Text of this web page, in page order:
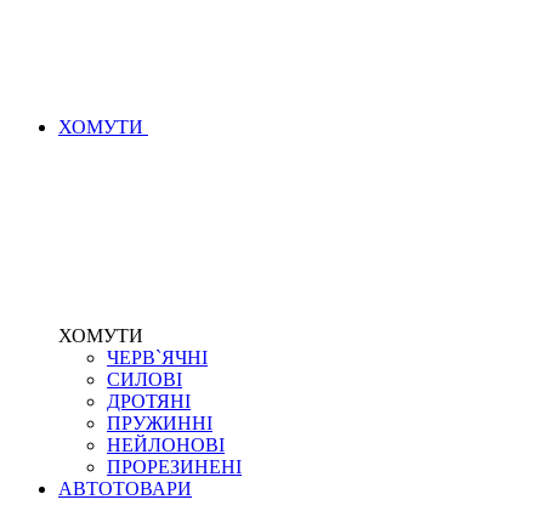
ХОМУТИ
ХОМУТИ
ЧЕРВ`ЯЧНІ
СИЛОВІ
ДРОТЯНІ
ПРУЖИННІ
НЕЙЛОНОВІ
ПРОРЕЗИНЕНІ
АВТОТОВАРИ